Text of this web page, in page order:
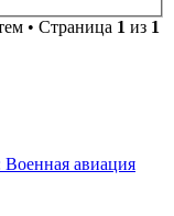
• Страница 1 из 1
авиация